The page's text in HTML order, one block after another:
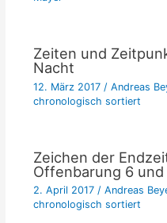
Zeiten und
Nacht
12. März 2017 / Andreas
chronologisch sortiert
Zeichen der
Offenbarung 6 und
2. April 2017 / Andreas
chronologisch sortiert